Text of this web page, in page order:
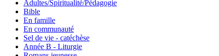
Adultes/Spiritualité/Pédagogie
Bible
En famille
En communauté
Sel de vie - catéchèse
Année B - Liturgie